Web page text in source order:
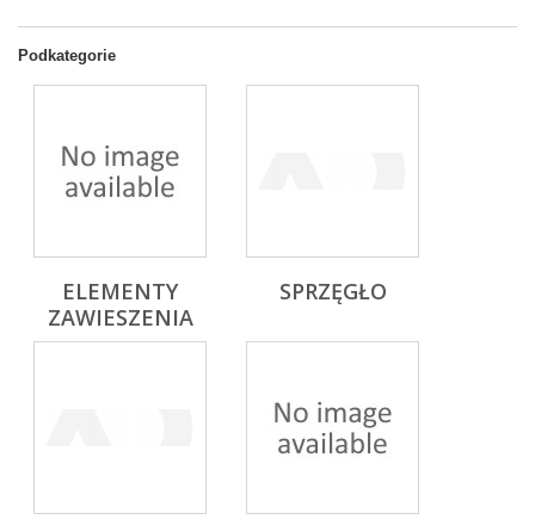
Podkategorie
ELEMENTY
ZAWIESZENIA
SPRZĘGŁO